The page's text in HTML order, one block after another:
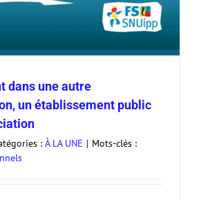
dans une autre
un établissement public
: À LA UNE | Mots-clés :